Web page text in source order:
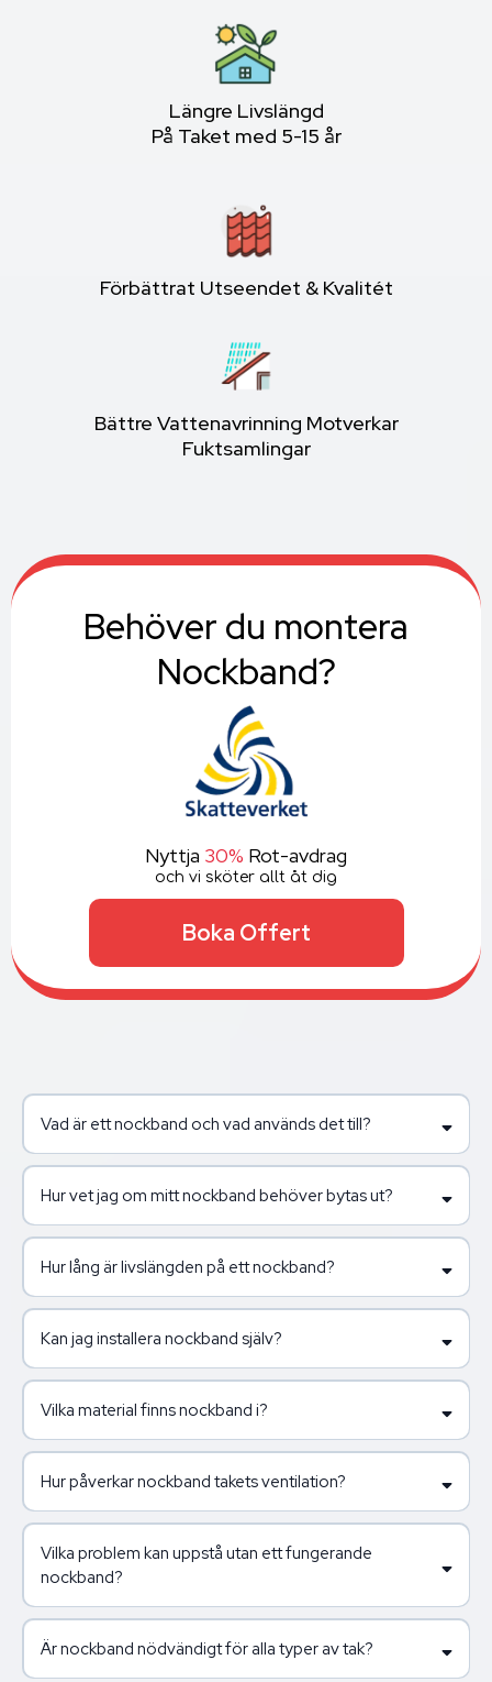
Längre Livslängd
På Taket med 5-15 år
Förbättrat Utseendet & Kvalitét
Bättre Vattenavrinning Motverkar
Fuktsamlingar
Behöver du montera
Nockband?
Nyttja 30% Rot-avdrag
och vi sköter allt åt dig
Boka Offert
Vad är ett nockband och vad används det till?
Hur vet jag om mitt nockband behöver bytas ut?
Hur lång är livslängden på ett nockband?
Kan jag installera nockband själv?
Vilka material finns nockband i?
Hur påverkar nockband takets ventilation?
Vilka problem kan uppstå utan ett fungerande
nockband?
Är nockband nödvändigt för alla typer av tak?